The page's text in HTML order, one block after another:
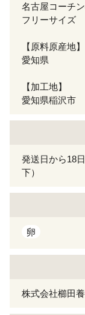
名古屋コーチ
フリーサイズ
【原料原産地】
愛知県
【加工地】
愛知県稲沢市
発送日から18
下）
卵
株式会社櫛田